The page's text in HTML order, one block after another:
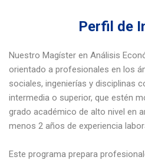
Perfil de
Nuestro Magíster en Análisis
orientado a profesionales en los
sociales, ingenierías y disciplinas
intermedia o superior, que estén
grado académico de alto nivel en
menos 2 años de experiencia
Este programa prepara